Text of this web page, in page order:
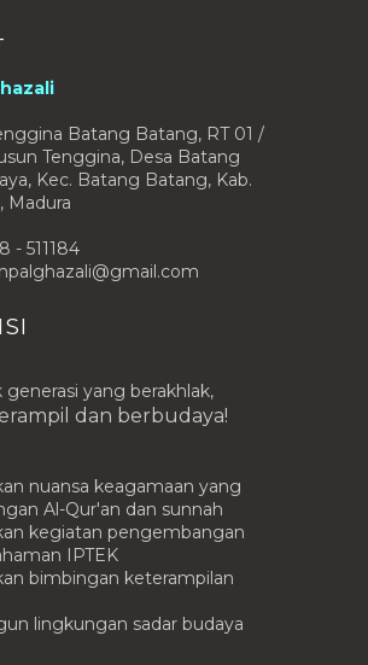
Batang Batang, RT 01 /
Tenggina, Desa Batang
Kec. Batang Batang, Kab.
Madura
- 511184
yang berakhlak,
dan berbudaya!
nuansa keagamaan yang
Al-Qur'an dan sunnah
kegiatan pengembangan
IPTEK
bimbingan keterampilan
lingkungan sadar budaya